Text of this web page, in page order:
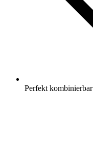
Perfekt kombinierbar